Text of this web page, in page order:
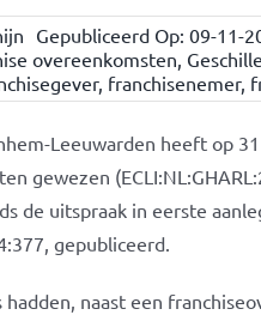
Gepubliceerd Op: 09-11-
overeenkomsten,
, franchisenemer,
Leeuwarden heeft op
gewezen
de uitspraak in eerste
gepubliceerd.
hadden, naast een